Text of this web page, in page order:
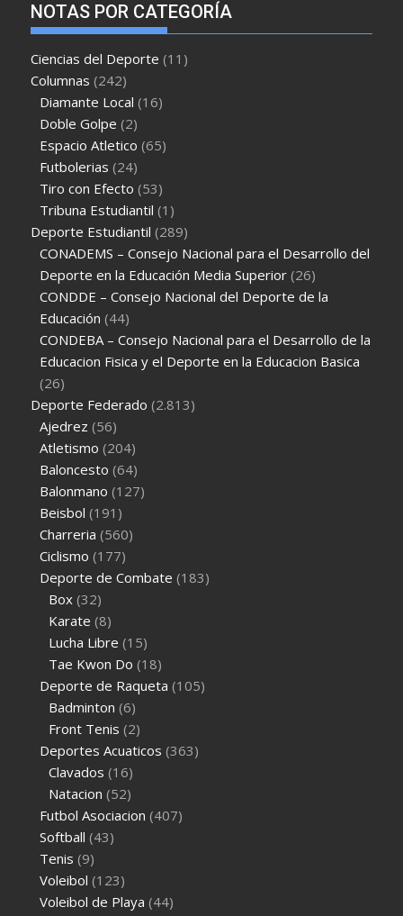
NOTAS POR CATEGORÍA
Ciencias del Deporte (11)
Columnas (242)
Diamante Local (16)
Doble Golpe (2)
Espacio Atletico (65)
Futbolerias (24)
Tiro con Efecto (53)
Tribuna Estudiantil (1)
Deporte Estudiantil (289)
CONADEMS – Consejo Nacional para el Desarrollo del
Deporte en la Educación Media Superior (26)
CONDDE – Consejo Nacional del Deporte de la
Educación (44)
CONDEBA – Consejo Nacional para el Desarrollo de la
Educacion Fisica y el Deporte en la Educacion Basica
(26)
Deporte Federado (2.813)
Ajedrez (56)
Atletismo (204)
Baloncesto (64)
Balonmano (127)
Beisbol (191)
Charreria (560)
Ciclismo (177)
Deporte de Combate (183)
Box (32)
Karate (8)
Lucha Libre (15)
Tae Kwon Do (18)
Deporte de Raqueta (105)
Badminton (6)
Front Tenis (2)
Deportes Acuaticos (363)
Clavados (16)
Natacion (52)
Futbol Asociacion (407)
Softball (43)
Tenis (9)
Voleibol (123)
Voleibol de Playa (44)